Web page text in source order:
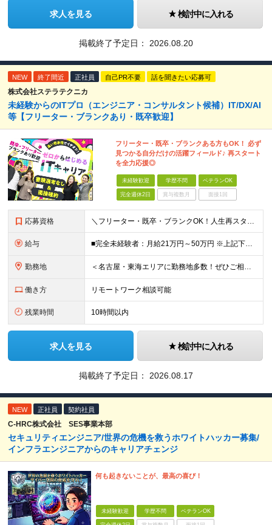
求人を見る 検討中に入れる
掲載終了予定日： 2026.08.20
NEW 終了間近 正社員 自己PR不要 話を聞きたい応募可
株式会社ステラテクニカ
未経験からのITプロ（エンジニア・コンサルタント候補）IT/DX/AI
等【フリーター・ブランクあり・既卒歓迎】
フリーター・既卒・ブランクある方もOK！ 必ず
見つかる自分だけの活躍フィールド♪ 再スタート
を全力応援◎
未経験歓迎 学歴不問 ベテランOK
完全週休2日 賞与複数月 面接1回
応募資格 ＼フリーター・既卒・ブランクOK！人生再スタートを応援します／ 【学歴・経験不問】 ・未経験OK ・IT業界未経験OK ・第二新卒歓迎 ・社会人経験が浅い方も歓迎 ・異業種からの転職歓迎 【下記の方
給与 ■完全未経験者：月給21万円～50万円 ※上記下限金額は最低保証額 ※経験・スキルに応じて優遇 ※残業代は別途支給
勤務地 ＜名古屋・東海エリアに勤務地多数！ぜひご相談ください＞ 【転勤なし】本社および東海エリアの業務先 本社／愛知県名古屋市中村区名駅 ※敷地内全面禁煙
働き方 リモートワーク相談可能
残業時間 10時間以内
求人を見る 検討中に入れる
掲載終了予定日： 2026.08.17
NEW 正社員 契約社員
C-HRC株式会社 SES事業本部
セキュリティエンジニア/世界の危機を救うホワイトハッカー募集/
インフラエンジニアからのキャリアチェンジ
何も起きないことが、最高の喜び！
未経験歓迎 学歴不問 ベテランOK